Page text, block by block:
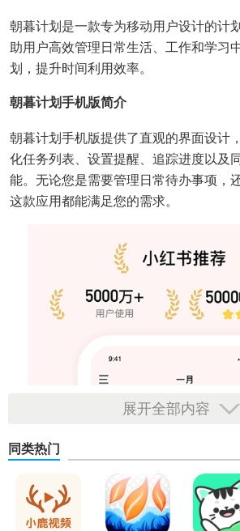
朝暮计划是一款专为移动用户设计的计
助用户高效管理日常生活、工作和学习
划，提升时间利用效率。
朝暮计划手机版简介
朝暮计划手机版提供了直观的界面设计
化任务列表、设置提醒、追踪进度以及
能。无论您是需要管理日常待办事项，
这款应用都能满足您的需求。
展开全部内容
同类热门